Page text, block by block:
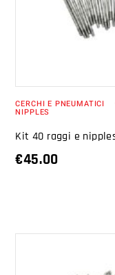
CERCHI E PNEUMATICI
NIPPLES
Kit 40 raggi e
€45.00